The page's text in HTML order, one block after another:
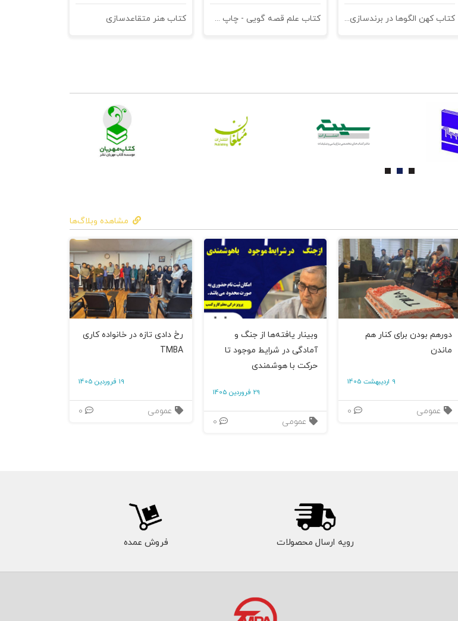
کتاب کهن الگوها در برندسازی - ابزاری برای خلاقها و استراتژیست ها کتاب علم قصه گویی - چاپ سوم کتاب هنر متقاعدسازی
مشاهده وبلاگ‌ها
دورهم بودن برای کنار هم
ماندن
9 اردیبهشت 1405
عمومی
وبینار یافته‌ها از جنگ و
آمادگی در شرایط موجود تا
حرکت با هوشمندی
29 فروردین 1405
عمومی
رخ دادی تازه در خانواده کاری
TMBA
19 فروردین 1405
عمومی
رویه ارسال محصولات فروش عمده